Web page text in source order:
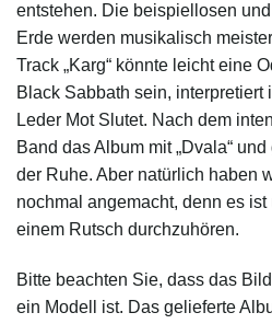
entstehen. Die beispiellosen
Erde werden musikalisch
Track „Karg“ könnte leicht eine
Black Sabbath sein, interpretiert
Leder Mot Slutet. Nach dem
Band das Album mit „Dvala“
der Ruhe. Aber natürlich haben
nochmal angemacht, denn es
einem Rutsch durchzuhören.
Bitte beachten Sie, dass das
ein Modell ist. Das gelieferte